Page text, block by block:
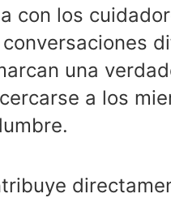
con los
una
a los